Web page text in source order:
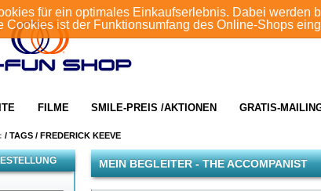
für ein optimales Einkaufserlebnis. Dabei
Cookies ist der Funktionsumfang des Online-Shops
FILME SMILE-PREIS /AKTIONEN GRATIS-
/ TAGS / FREDERICK KEEVE
MEIN BEGLEITER - THE ACCOMPANIST